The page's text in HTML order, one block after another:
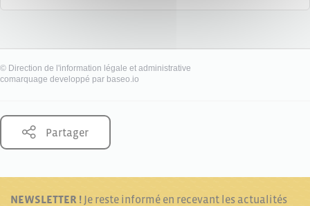
© Direction de l'information légale et administrative
comarquage developpé par baseo.io
Partager
NEWSLETTER ! Je reste informé en recevant les actualités